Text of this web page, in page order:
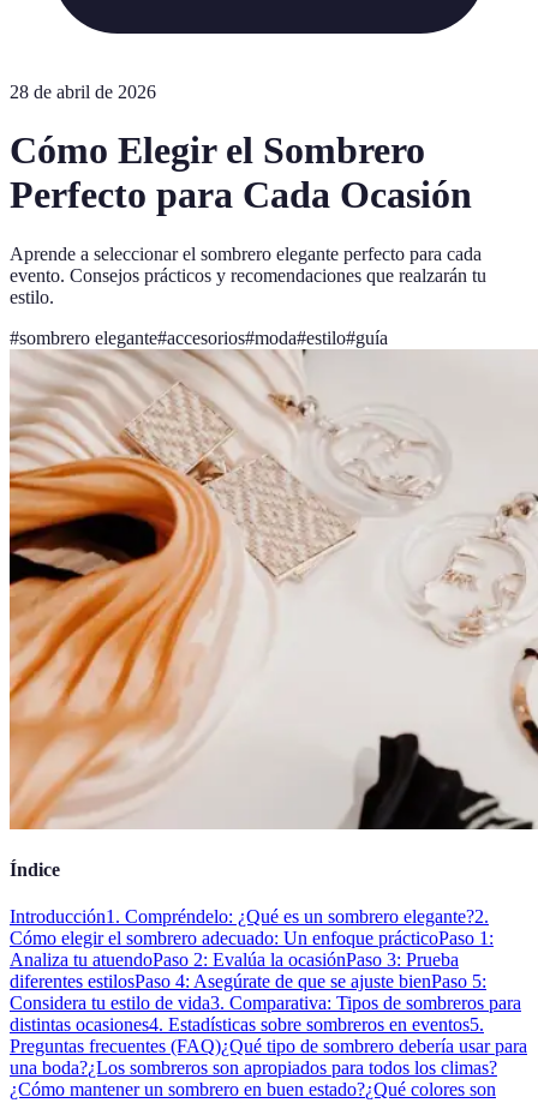
28 de abril de 2026
Cómo Elegir el Sombrero
Perfecto para Cada Ocasión
Aprende a seleccionar el sombrero elegante perfecto para cada
evento. Consejos prácticos y recomendaciones que realzarán tu
estilo.
#sombrero elegante#accesorios#moda#estilo#guía
Índice
Introducción1. Compréndelo: ¿Qué es un sombrero elegante?2.
Cómo elegir el sombrero adecuado: Un enfoque prácticoPaso 1:
Analiza tu atuendoPaso 2: Evalúa la ocasiónPaso 3: Prueba
diferentes estilosPaso 4: Asegúrate de que se ajuste bienPaso 5:
Considera tu estilo de vida3. Comparativa: Tipos de sombreros para
distintas ocasiones4. Estadísticas sobre sombreros en eventos5.
Preguntas frecuentes (FAQ)¿Qué tipo de sombrero debería usar para
una boda?¿Los sombreros son apropiados para todos los climas?
¿Cómo mantener un sombrero en buen estado?¿Qué colores son